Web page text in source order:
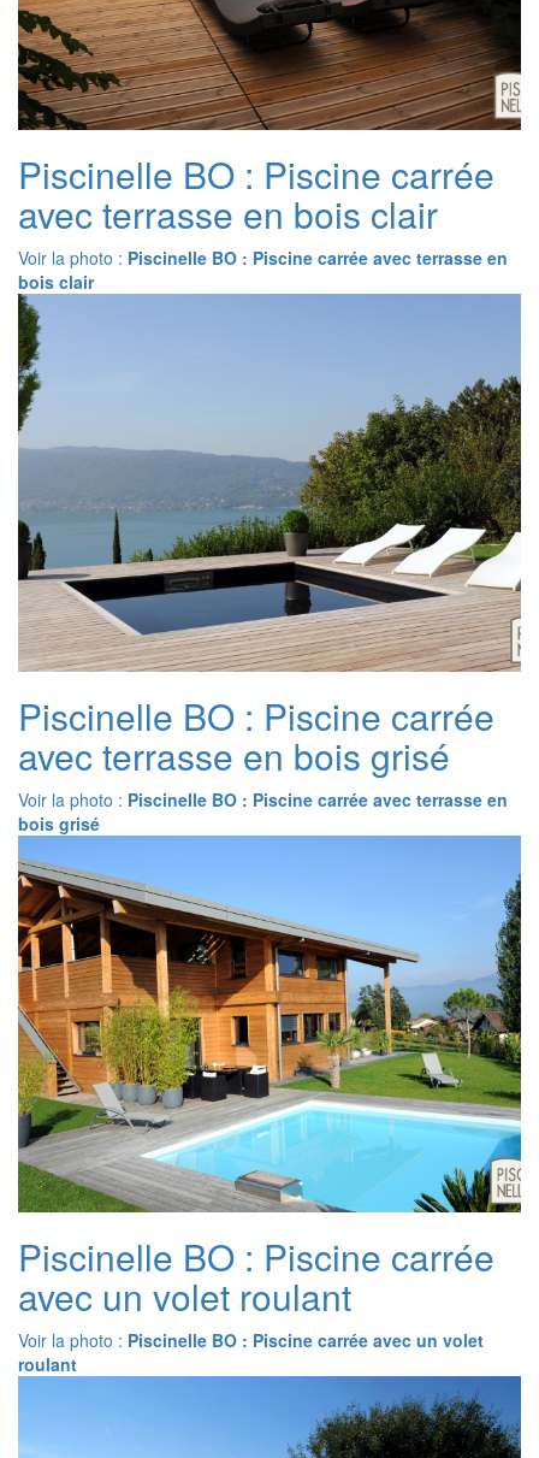
Piscinelle BO : Piscine carrée
avec terrasse en bois clair
Voir la photo : Piscinelle BO : Piscine carrée avec terrasse en
bois clair
Piscinelle BO : Piscine carrée
avec terrasse en bois grisé
Voir la photo : Piscinelle BO : Piscine carrée avec terrasse en
bois grisé
Piscinelle BO : Piscine carrée
avec un volet roulant
Voir la photo : Piscinelle BO : Piscine carrée avec un volet
roulant